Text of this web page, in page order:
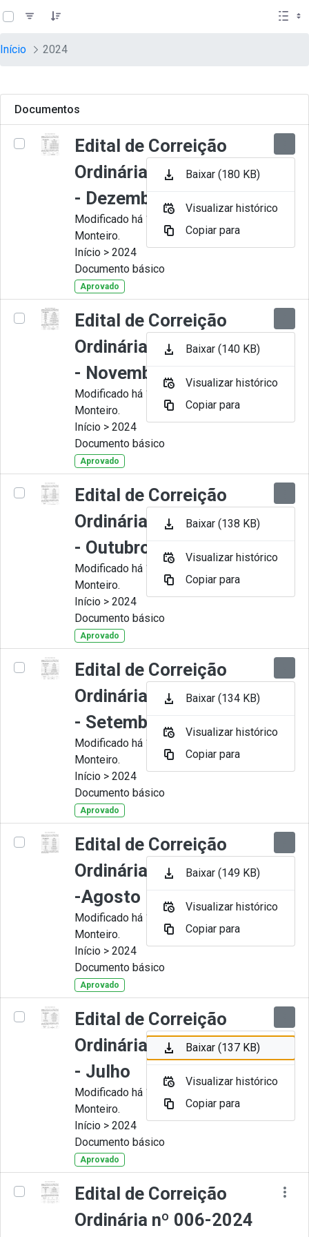
Pular para o Conteúdo principal
teste descricao
Início 2024
Documentos
Edital de Correição
Ordinária nº 012-2024
- Dezembro
Modificado há 11 Meses por Juliana
Monteiro.
Início > 2024
Documento básico
Aprovado
Edital de Correição
Ordinária nº 011-2024
- Novembro
Modificado há 11 Meses por Juliana
Monteiro.
Início > 2024
Documento básico
Aprovado
Edital de Correição
Ordinária nº 010-2024
- Outubro.
Modificado há 11 Meses por Juliana
Monteiro.
Início > 2024
Documento básico
Aprovado
Edital de Correição
Ordinária nº 009-2024
- Setembro
Modificado há 11 Meses por Juliana
Monteiro.
Início > 2024
Documento básico
Aprovado
Edital de Correição
Ordinária nº 008-2024
-Agosto
Modificado há 11 Meses por Juliana
Monteiro.
Início > 2024
Documento básico
Aprovado
Edital de Correição
Ordinária nº 007-2024
- Julho
Modificado há 11 Meses por Juliana
Monteiro.
Início > 2024
Documento básico
Aprovado
Edital de Correição
Ordinária nº 006-2024
Baixar (180 KB)
Visualizar histórico
Copiar para
Baixar (140 KB)
Visualizar histórico
Copiar para
Baixar (138 KB)
Visualizar histórico
Copiar para
Baixar (134 KB)
Visualizar histórico
Copiar para
Baixar (149 KB)
Visualizar histórico
Copiar para
Baixar (137 KB)
Visualizar histórico
Copiar para